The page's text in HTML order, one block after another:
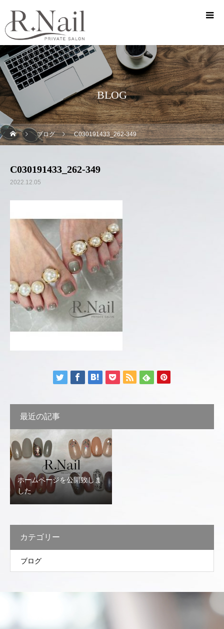
BLOG
ブログ C030191433_262-349
C030191433_262-349
2022.12.05
最近の記事
ホームページを公開致しま
した
カテゴリー
ブログ